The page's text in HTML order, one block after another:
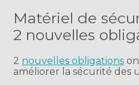
Matériel de
2 nouvelles
2 nouvelles obligations
améliorer la sécurité des